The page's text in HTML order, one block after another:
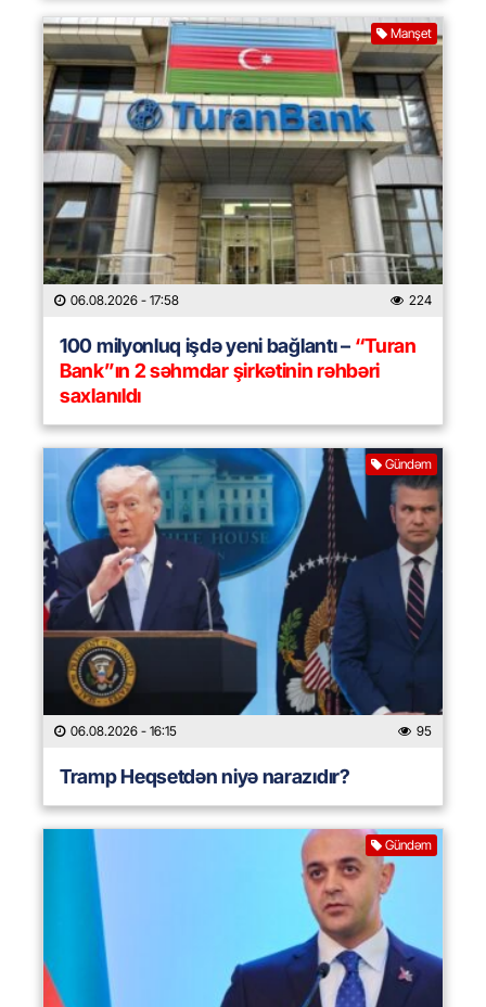
Manşet
06.08.2026 - 17:58 224
100 milyonluq işdə yeni bağlantı –“Turan
Bank”ın 2 səhmdar şirkətinin rəhbəri
saxlanıldı
Gündəm
06.08.2026 - 16:15 95
Tramp Heqsetdən niyə narazıdır?
Gündəm